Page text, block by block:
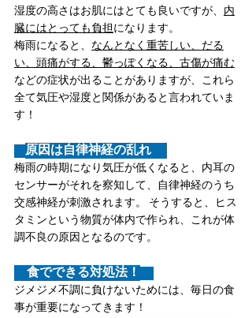
湿度の高さはお肌にはとても良いですが、 内
臓にはとっても負担になります。
梅雨になると、 なんとなく重苦しい、だる
い、頭痛がする、鬱っぽくなる、古傷が痛む
などの症状が出ることがありますが、これら
全て気圧や湿度と関係があると言われていま
す！
原因は自律神経の乱れ
梅雨の時期になり気圧が低くなると、内耳の
センサーがそれを察知して、自律神経のうち
交感神経が刺激されます。 そうすると、ヒス
タミンという物質が体内で作られ、これが体
調不良の原因となるのです。
食でできる対処法！
ジメジメ不調に負けないためには、毎日の食
事が重要になってきます！